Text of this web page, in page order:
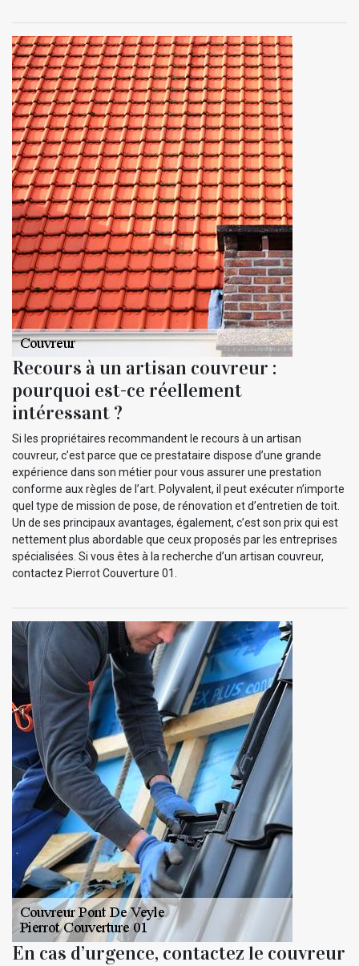
Recours à un artisan couvreur :
pourquoi est-ce réellement
intéressant ?
Si les propriétaires recommandent le recours à un artisan
couvreur, c’est parce que ce prestataire dispose d’une grande
expérience dans son métier pour vous assurer une prestation
conforme aux règles de l’art. Polyvalent, il peut exécuter n’importe
quel type de mission de pose, de rénovation et d’entretien de toit.
Un de ses principaux avantages, également, c’est son prix qui est
nettement plus abordable que ceux proposés par les entreprises
spécialisées. Si vous êtes à la recherche d’un artisan couvreur,
contactez Pierrot Couverture 01.
En cas d’urgence, contactez le couvreur